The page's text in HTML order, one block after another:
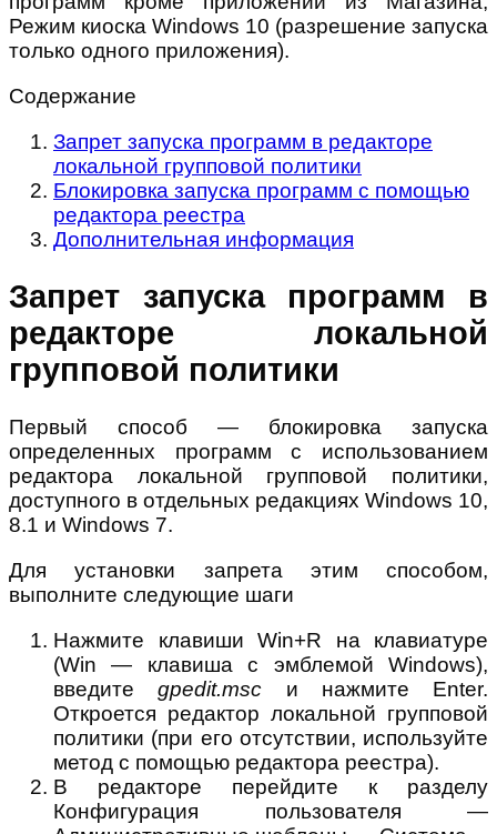
Режим киоска Windows 10 (разрешение запуска
только одного приложения).
Содержание
Запрет запуска программ в редакторе
локальной групповой политики
Блокировка запуска программ с помощью
редактора реестра
Дополнительная информация
Запрет запуска программ в
редакторе локальной
групповой политики
Первый способ — блокировка запуска
определенных программ с использованием
редактора локальной групповой политики,
доступного в отдельных редакциях Windows 10,
8.1 и Windows 7.
Для установки запрета этим способом,
выполните следующие шаги
Нажмите клавиши Win+R на клавиатуре
(Win — клавиша с эмблемой Windows),
введитеgpedit.msc и нажмите Enter.
Откроется редактор локальной групповой
политики (при его отсутствии, используйте
метод с помощью редактора реестра).
В редакторе перейдите к разделу
Конфигурация пользователя —